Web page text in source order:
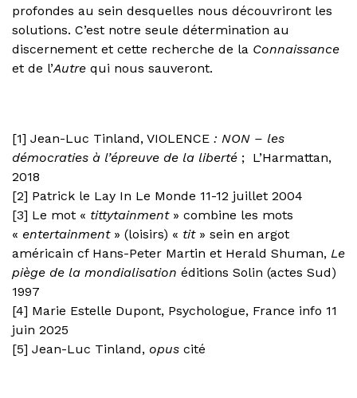
profondes au sein desquelles nous découvriront les
solutions. C’est notre seule détermination au
discernement et cette recherche de la Connaissance
et de l’Autre qui nous sauveront.
[1] Jean-Luc Tinland, VIOLENCE : NON – les
démocraties à l’épreuve de la liberté ; L’Harmattan,
2018
[2] Patrick le Lay In Le Monde 11-12 juillet 2004
[3] Le mot « tittytainment » combine les mots
« entertainment » (loisirs) « tit» sein en argot
américain cf Hans-Peter Martin et Herald Shuman, Le
piège de la mondialisation éditions Solin (actes Sud)
1997
[4] Marie Estelle Dupont, Psychologue, France info 11
juin 2025
[5] Jean-Luc Tinland, opus cité